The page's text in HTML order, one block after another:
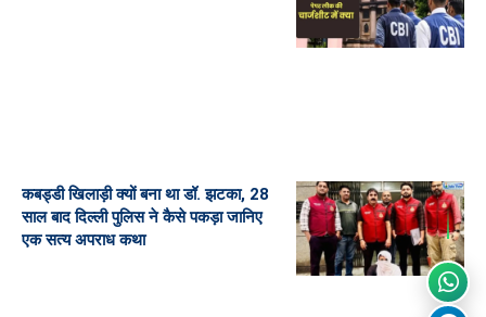
कबड्डी खिलाड़ी क्यों बना था डॉ. झटका, 28
साल बाद दिल्ली पुलिस ने कैसे पकड़ा जानिए
एक सत्य अपराध कथा